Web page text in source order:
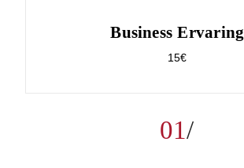
01
Business Ervaring
15€